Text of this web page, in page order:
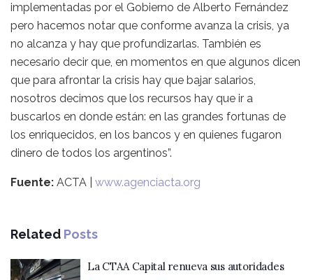
implementadas por el Gobierno de Alberto Fernández
pero hacemos notar que conforme avanza la crisis, ya
no alcanza y hay que profundizarlas. También es
necesario decir que, en momentos en que algunos dicen
que para afrontar la crisis hay que bajar salarios,
nosotros decimos que los recursos hay que ir a
buscarlos en donde están: en las grandes fortunas de
los enriquecidos, en los bancos y en quienes fugaron
dinero de todos los argentinos”.
Fuente: ACTA | www.agenciacta.org
Related Posts
La CTAA Capital renueva sus autoridades